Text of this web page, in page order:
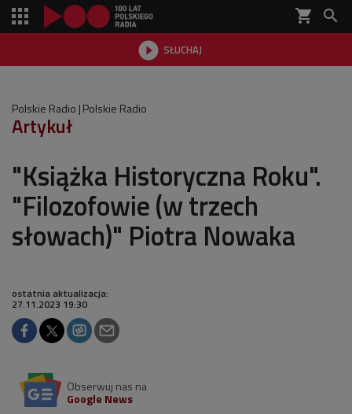
shopping_cart 
 SŁUCHAJ

Polskie Radio Polskie Radio
Artykuł
"Książka Historyczna Roku".
"Filozofowie (w trzech
słowach)" Piotra Nowaka
ostatnia aktualizacja:
27.11.2023 19:30
Obserwuj nas na
Google News